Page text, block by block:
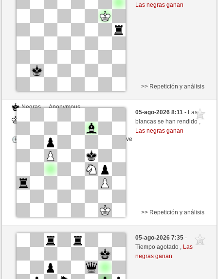
Tiempo: 5 minutes/side + 8 seconds/move
Las negras ganan
Negras
Anonymous
Tiempo: 5 minutes/side + 8 seconds/move
>> Repetición y análisis
05-ago-2026 8:11- Las
blancas se han rendido ,
Las negras ganan
Negras
horsenoname (1435)
Hinkelstein (1309)
Tiempo: 5 minutes/side + 8 seconds/move
>> Repetición y análisis
05-ago-2026 7:35-
Tiempo agotado , Las
negras ganan